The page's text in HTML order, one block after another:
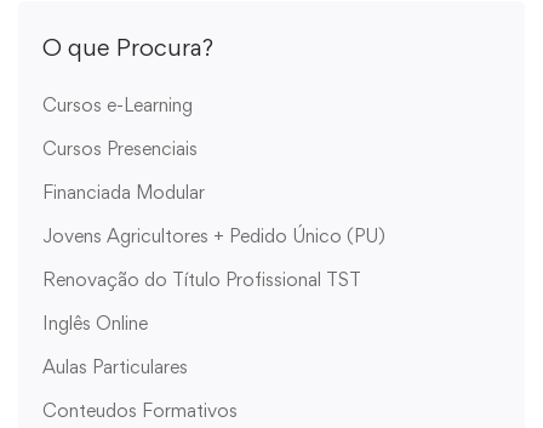
O que Procura?
Cursos e-Learning
Cursos Presenciais
Financiada Modular
Jovens Agricultores + Pedido Único (PU)
Renovação do Título Profissional TST
Inglês Online
Aulas Particulares
Conteudos Formativos